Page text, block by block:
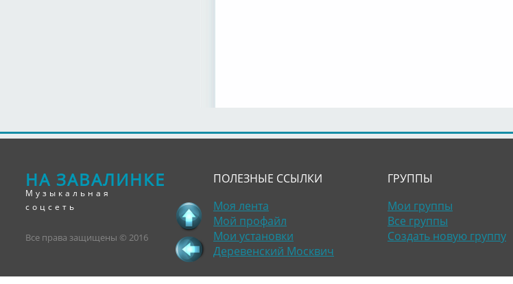
НА ЗАВАЛИНКЕ
Музыкальная
соцсеть
Все права защищены © 2016
ПОЛЕЗНЫЕ ССЫЛКИ
Моя лента
Мой профайл
Мои установки
Деревенский Москвич
ГРУППЫ
Мои группы
Все группы
Создать новую группу